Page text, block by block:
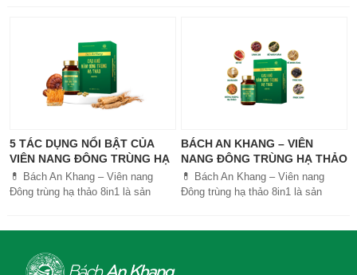
#khoetubentrong #nhatthanhbak
5 TÁC DỤNG NỔI BẬT CỦA
VIÊN NANG ĐÔNG TRÙNG HẠ
THẢO BÁCH AN KHANG
💊 Bách An Khang – Viên nang
Đông trùng hạ thảo 8in1 là sản
tiêu hóa, ngủ ngon, giảm mệt mỏi.
Sản phẩm được sản xuất tại nhà
BÁCH AN KHANG – VIÊN
NANG ĐÔNG TRÙNG HẠ THẢO
8IN1: GIẢI PHÁP SỨC KHỎE
TOÀN DIỆN
💊 Bách An Khang – Viên nang
Đông trùng hạ thảo 8in1 là sản